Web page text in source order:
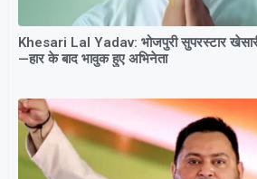
Khesari Lal Yadav: भोजपुरी सुपरस्टार
—हार के बाद भावुक हुए अभिनेता